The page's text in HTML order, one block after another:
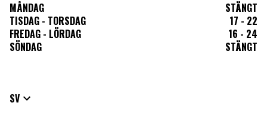
SV
MÅNDAG
STÄNGT
TISDAG - TORSDAG
17 - 22
FREDAG - LÖRDAG
16 - 24
SÖNDAG
STÄNGT